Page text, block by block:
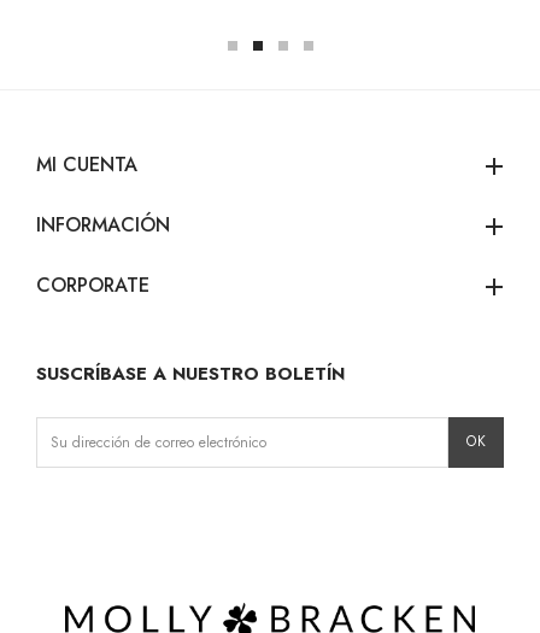
MI CUENTA add
INFORMACIÓN add
CORPORATE add
SUSCRÍBASE A NUESTRO BOLETÍN